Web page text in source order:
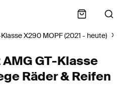
X290 MOPF (2021 - heute)
GT-Klasse
Räder & Reifen